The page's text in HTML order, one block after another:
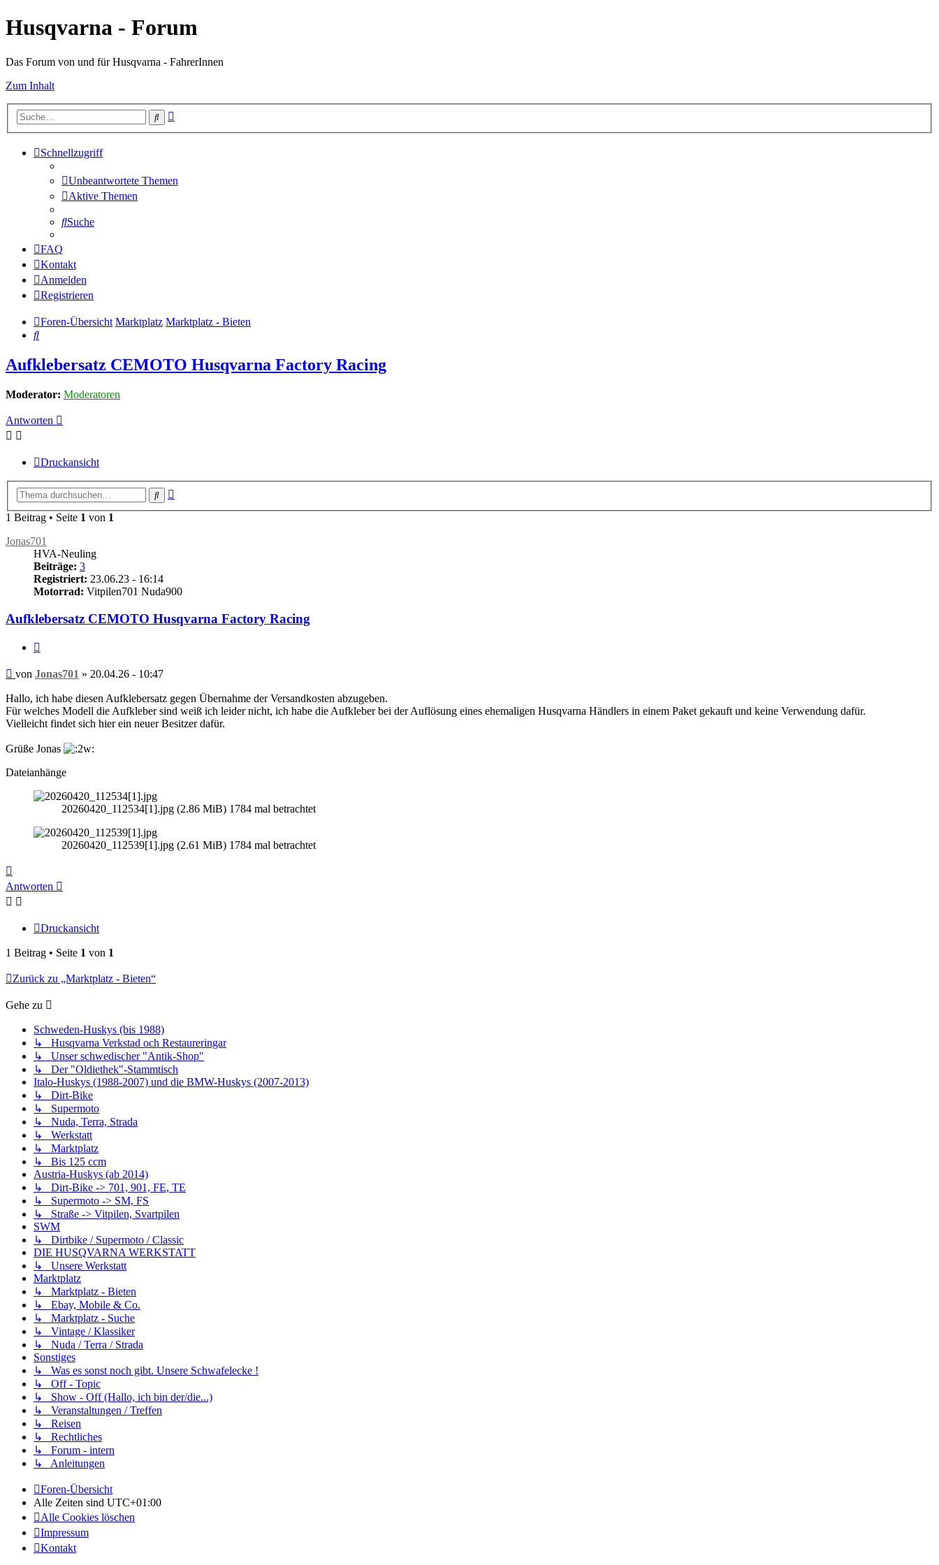
Husqvarna - Forum
Das Forum von und für Husqvarna - FahrerInnen
Zum Inhalt
Suche
Schnellzugriff
Unbeantwortete Themen
Aktive Themen
Suche
FAQ
Kontakt
Anmelden
Registrieren
Foren-Übersicht Marktplatz Marktplatz - Bieten
Suche
Aufklebersatz CEMOTO Husqvarna Factory Racing
Moderator: Moderatoren
Antworten
Druckansicht
Suche
1 Beitrag • Seite 1 von 1
Jonas701
HVA-Neuling
Beiträge: 3
Registriert: 23.06.23 - 16:14
Motorrad: Vitpilen701 Nuda900
Aufklebersatz CEMOTO Husqvarna Factory Racing
Beitrag
von Jonas701 » 20.04.26 - 10:47
Hallo, ich habe diesen Aufklebersatz gegen Übernahme der Versandkosten abzugeben.
Für welches Modell die Aufkleber sind weiß ich leider nicht, ich habe die Aufkleber bei der Auflösung eines ehemaligen Husqvarna Händlers in einem Paket gekauft und keine Verwendung dafür.
Vielleicht findet sich hier ein neuer Besitzer dafür.
Grüße Jonas
Dateianhänge
20260420_112534[1].jpg (2.86 MiB) 1784 mal betrachtet
20260420_112539[1].jpg (2.61 MiB) 1784 mal betrachtet
oben
Antworten
Druckansicht
1 Beitrag • Seite 1 von 1
Zurück zu „Marktplatz - Bieten“
Gehe zu
Schweden-Huskys (bis 1988)
↳ Husqvarna Verkstad och Restaureringar
↳ Unser schwedischer "Antik-Shop"
↳ Der "Oldiethek"-Stammtisch
Italo-Huskys (1988-2007) und die BMW-Huskys (2007-2013)
↳ Dirt-Bike
↳ Supermoto
↳ Nuda, Terra, Strada
↳ Werkstatt
↳ Marktplatz
↳ Bis 125 ccm
Austria-Huskys (ab 2014)
↳ Dirt-Bike -> 701, 901, FE, TE
↳ Supermoto -> SM, FS
↳ Straße -> Vitpilen, Svartpilen
SWM
↳ Dirtbike / Supermoto / Classic
DIE HUSQVARNA WERKSTATT
↳ Unsere Werkstatt
Marktplatz
↳ Marktplatz - Bieten
↳ Ebay, Mobile & Co.
↳ Marktplatz - Suche
↳ Vintage / Klassiker
↳ Nuda / Terra / Strada
Sonstiges
↳ Was es sonst noch gibt. Unsere Schwafelecke !
↳ Off - Topic
↳ Show - Off (Hallo, ich bin der/die...)
↳ Veranstaltungen / Treffen
↳ Reisen
↳ Rechtliches
↳ Forum - intern
↳ Anleitungen
Foren-Übersicht
Alle Zeiten sind UTC+01:00
Alle Cookies löschen
Impressum
Kontakt